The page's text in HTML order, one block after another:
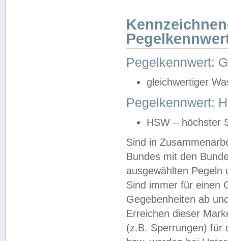
Pegelkennwert:
gleichwertiger
Pegelkennwert:
HSW – höchster
Sind in
Bundes mit den
ausgewählten
Sind immer für einen
Gegebenheiten ab
Erreichen dieser
(z.B. Sperrungen) für